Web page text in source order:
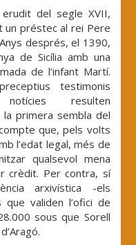
del segle XVII,
un préstec al rei Pere
després, el 1390,
de Sicília amb una
de l’infant Martí.
testimonis
notícies resulten
primera sembla del
que, pels volts
l’edat legal, més de
qualsevol mena
crèdit. Per contra, sí
arxivística -els
validen l’ofici de
sous que Sorell